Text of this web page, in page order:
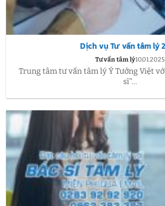
Dịch vụ Tư vấn tâm lý
Tư vấn tâm lý10.01.2025
Trung tâm tư vấn tâm lý Ý Tưởng Việt
sĩ"...